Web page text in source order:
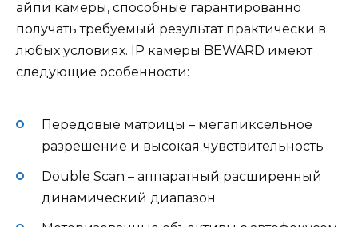
айпи камеры, способные гарантированно
получать требуемый результат практически в
любых условиях. IP камеры BEWARD имеют
следующие особенности:
Передовые матрицы – мегапиксельное
разрешение и высокая чувствительность
Double Scan – аппаратный расширенный
динамический диапазон